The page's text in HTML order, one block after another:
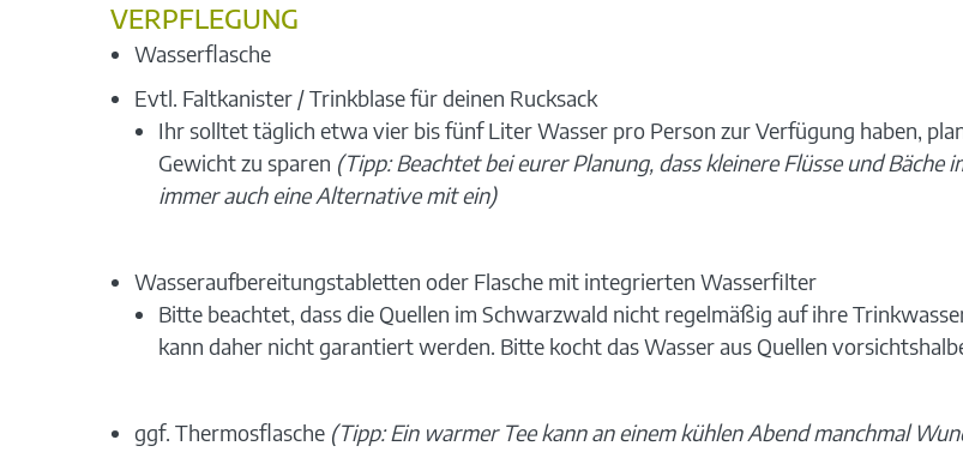
VERPFLEGUNG
Wasserflasche
Evtl. Faltkanister / Trinkblase für deinen Rucksack
Ihr solltet täglich etwa vier bis fünf Liter Wasser pro Person zur Verfügung haben,
Gewicht zu sparen (Tipp: Beachtet bei eurer Planung, dass kleinere Flüsse und
immer auch eine Alternative mit ein)
Wasseraufbereitungstabletten oder Flasche mit integrierten Wasserfilter
Bitte beachtet, dass die Quellen im Schwarzwald nicht regelmäßig auf ihre
kann daher nicht garantiert werden. Bitte kocht das Wasser aus Quellen
ggf. Thermosflasche (Tipp: Ein warmer Tee kann an einem kühlen Abend manchmal